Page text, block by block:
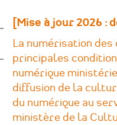
[Mise à jour 2026 :
La numérisation
principales
numérique
diffusion de la
du numérique au
ministère de la